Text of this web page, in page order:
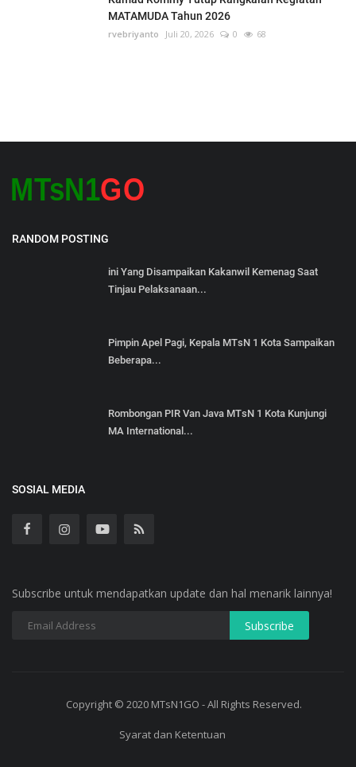
MATAMUDA Tahun 2026
rvebriyanto Juli 20, 2026 0 68
RANDOM POSTING
ini Yang Disampaikan Kakanwil Kemenag Saat
Tinjau Pelaksanaan...
Pimpin Apel Pagi, Kepala MTsN 1 Kota Sampaikan
Beberapa...
Rombongan PIR Van Java MTsN 1 Kota Kunjungi
MA International...
SOSIAL MEDIA
Subscribe untuk mendapatkan update dan hal menarik lainnya!
Copyright © 2020 MTsN1GO - All Rights Reserved.
Syarat dan Ketentuan